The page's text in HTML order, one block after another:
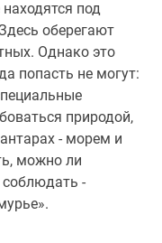
под
оберегают
Однако это
попасть не могут:
природой,
- морем и
можно ли
-